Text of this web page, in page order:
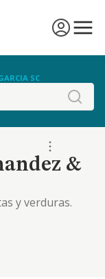
SC
&
y verduras.